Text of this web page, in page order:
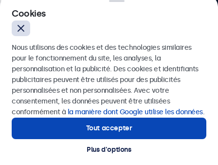
4.8/5 noté par 5000+ entreprises
Français
© 2026 Beetronics
Envoyer
Ou appelez-nous au01 79 97 48 02
Contactez nos spécialistes.
Cookies
Nous utilisons des cookies et des technologies similaires
pour le fonctionnement du site, les analyses, la
personnalisation et la publicité. Des cookies et identifiants
publicitaires peuvent être utilisés pour des publicités
personnalisées et non personnalisées. Avec votre
consentement, les données peuvent être utilisées
conformément à la manière dont Google utilise les données.
Tout accepter
Plus d'options